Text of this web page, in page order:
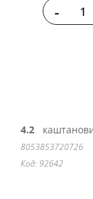
-
4.2
8053853720726
Код: 92642